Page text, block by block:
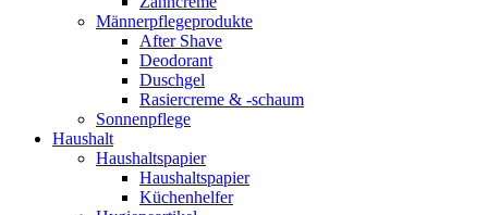
Männerpflegeprodukte
After Shave
Deodorant
Duschgel
Rasiercreme & -schaum
Sonnenpflege
Haushalt
Haushaltspapier
Haushaltspapier
Küchenhelfer